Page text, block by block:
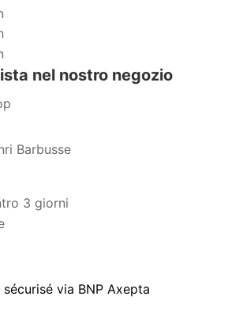
nel nostro negozio
Barbusse
3 giorni
sécurisé via BNP Axepta